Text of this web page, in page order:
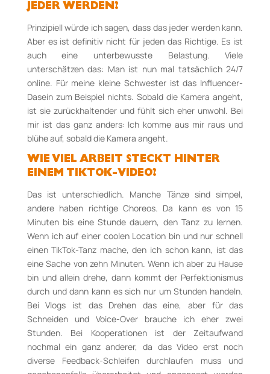
JEDER WERDEN?
Prinzipiell würde ich sagen, dass das jeder werden kann.
Aber es ist definitiv nicht für jeden das Richtige. Es ist
auch eine unterbewusste Belastung. Viele
unterschätzen das: Man ist nun mal tatsächlich 24/7
online. Für meine kleine Schwester ist das Influencer-
Dasein zum Beispiel nichts. Sobald die Kamera angeht,
ist sie zurückhaltender und fühlt sich eher unwohl. Bei
mir ist das ganz anders: Ich komme aus mir raus und
blühe auf, sobald die Kamera angeht.
WIE VIEL ARBEIT STECKT HINTER
EINEM TIKTOK-VIDEO?
Das ist unterschiedlich. Manche Tänze sind simpel,
andere haben richtige Choreos. Da kann es von 15
Minuten bis eine Stunde dauern, den Tanz zu lernen.
Wenn ich auf einer coolen Location bin und nur schnell
einen TikTok-Tanz mache, den ich schon kann, ist das
eine Sache von zehn Minuten. Wenn ich aber zu Hause
bin und allein drehe, dann kommt der Perfektionismus
durch und dann kann es sich nur um Stunden handeln.
Bei Vlogs ist das Drehen das eine, aber für das
Schneiden und Voice-Over brauche ich eher zwei
Stunden. Bei Kooperationen ist der Zeitaufwand
nochmal ein ganz anderer, da das Video erst noch
diverse Feedback-Schleifen durchlaufen muss und